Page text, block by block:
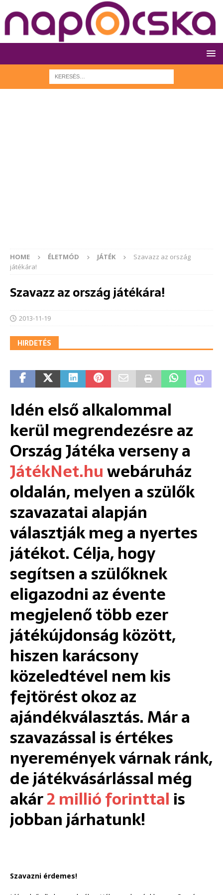
HOME ÉLETMÓD JÁTÉK
Szavazz az ország
játékára!
Szavazz az ország játékára!
2013-11-19
HIRDETÉS
Idén első alkalommal
kerül megrendezésre az
Ország Játéka verseny a
JátékNet.huwebáruház
oldalán, melyen a szülők
szavazatai alapján
választják meg a nyertes
játékot. Célja, hogy
segítsen a szülőknek
eligazodni az évente
megjelenő több ezer
játékújdonság között,
hiszen karácsony
közeledtével nem kis
fejtörést okoz az
ajándékválasztás. Már a
szavazással is értékes
nyeremények várnak ránk,
de játékvásárlással még
akár2 millió forinttal is
jobban járhatunk!
Szavazni érdemes!